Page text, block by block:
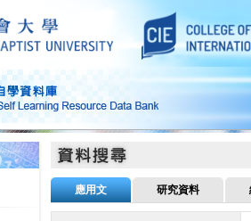
應用文 研究資料